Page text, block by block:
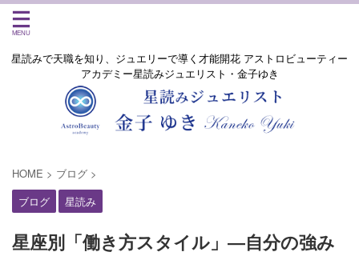
星読みで天職を知り、ジュエリーで導く才能開花 アストロビューティー
アカデミー星読みジュエリスト・金子ゆき
HOME > ブログ >
ブログ
星読み
星座別「働き方スタイル」―自分の強み